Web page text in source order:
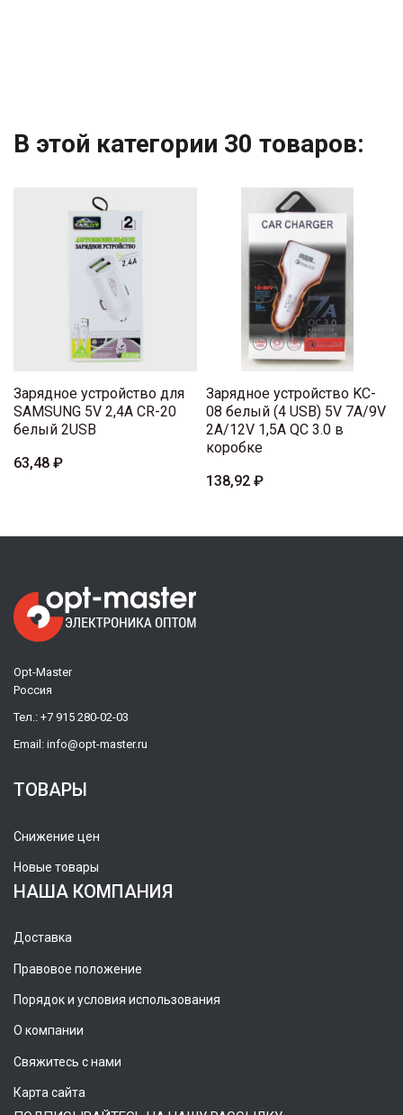
В этой категории 30 товаров:
Зарядное устройство для
SAMSUNG 5V 2,4A CR-20
белый 2USB
63,48 ₽
Зарядное устройство KC-
08 белый (4 USB) 5V 7A/9V
2A/12V 1,5A QC 3.0 в
коробке
138,92 ₽
Opt-Master
Россия
Тел.: +7 915 280-02-03
Email: info@opt-master.ru
ТОВАРЫ
Снижение цен
Новые товары
НАША КОМПАНИЯ
Доставка
Правовое положение
Порядок и условия использования
О компании
Свяжитесь с нами
Карта сайта